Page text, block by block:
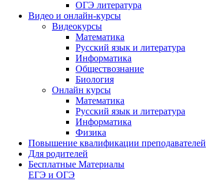
ОГЭ литература
Видео и онлайн-курсы
Видеокурсы
Математика
Русский язык и литература
Информатика
Обществознание
Биология
Онлайн курсы
Математика
Русский язык и литература
Информатика
Физика
Повышение квалификации преподавателей
Для родителей
Бесплатные Материалы
ЕГЭ и ОГЭ